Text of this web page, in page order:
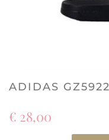
ADIDAS
€ 28,00